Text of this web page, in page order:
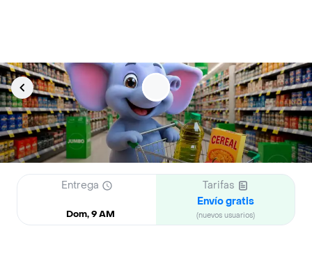
Entrega
Dom, 9 AM
Tarifas
Envío gratis
(nuevos usuarios)